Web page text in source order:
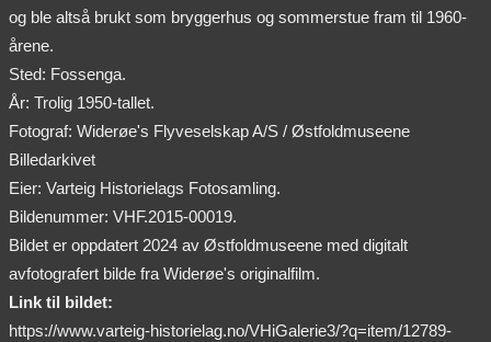
og ble altså brukt som bryggerhus og sommerstue fram til 1960-
årene.
Sted: Fossenga.
År: Trolig 1950-tallet.
Fotograf: Widerøe's Flyveselskap A/S / Østfoldmuseene
Billedarkivet
Eier: Varteig Historielags Fotosamling.
Bildenummer: VHF.2015-00019.
Bildet er oppdatert 2024 av Østfoldmuseene med digitalt
avfotografert bilde fra Widerøe's originalfilm.
Link til bildet:
https://www.varteig-historielag.no/VHiGalerie3/?q=item/12789-